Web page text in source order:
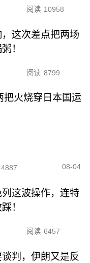
阅读 10958
这次差点把两场
！
阅读 8799
把火烧穿日本国运
4887 08-04
这波操作，连特
！
阅读 6457
判，伊朗又是反